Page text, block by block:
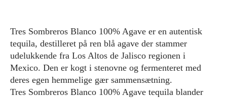
Tres Sombreros Blanco 100% Agave er en autentisk
tequila, destilleret på ren blå agave der stammer
udelukkende fra Los Altos de Jalisco regionen i
Mexico. Den er kogt i stenovne og fermenteret med
deres egen hemmelige gær sammensætning.
Tres Sombreros Blanco 100% Agave tequila blander